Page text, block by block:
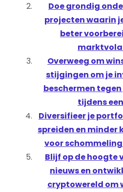
Doe grondig
projecten waarin
beter
Overweeg om
stijgingen om je
beschermen
tijdens
Diversifieer je
spreiden en minder
voor
Blijf op de hoogte
nieuws en
cryptowereld om